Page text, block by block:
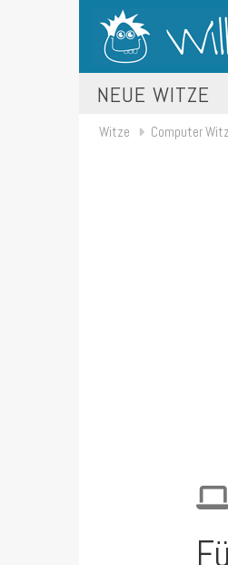
NEUE WITZE
Witze Computer